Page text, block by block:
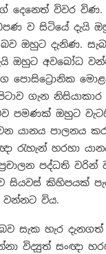
දෙනෙත් විවර
ව සිටියේ
ඔහුට දැනිණ.
ඔහුට අවබෝධ
පොසිට්‍රොනික
ගැන
පමණක් ඔහුට
යානය
රැහැන් හරහා
පද්ධති
කිහිපයක්
විය.
සැක හැර
විද්‍යුත් සංඥා